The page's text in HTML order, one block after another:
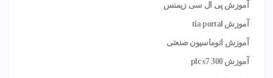
آموزش پی ال سی زیمنس
آموزش tia portal
آموزش اتوماسیونصنعتی
آموزش plc s7 300